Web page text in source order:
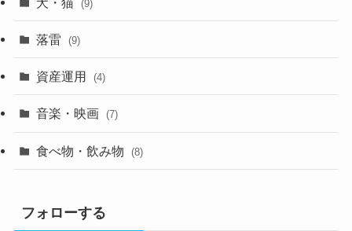
(9)
落雷 (9)
資産運用 (4)
音楽・映画 (7)
食べ物・飲み物 (8)
フォローする